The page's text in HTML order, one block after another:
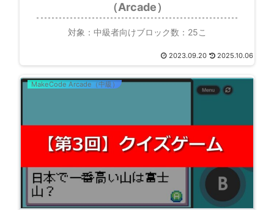
（Arcade）
対象：中級者向けブロック数：25こ
2023.09.20 2025.10.06
MakeCode Arcade（中級）